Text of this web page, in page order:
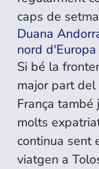
caps de
Duana
nord d'Europa
Si bé la
major part
França
molts
continua sent
viatgen a